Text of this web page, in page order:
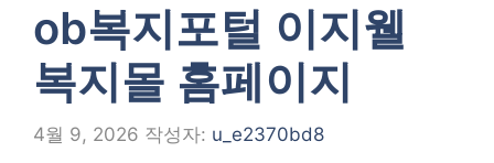
ob복지포털 이지웰
복지몰 홈페이지
4월 9, 2026 작성자: u_e2370bd8